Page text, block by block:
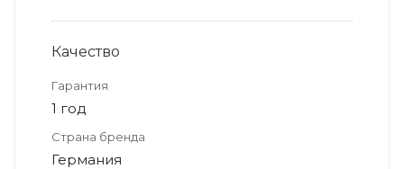
Качество
Гарантия
1 год
Страна бренда
Германия